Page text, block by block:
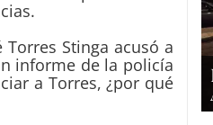
Stinga acusó a
informe de la policía
a Torres, ¿por qué